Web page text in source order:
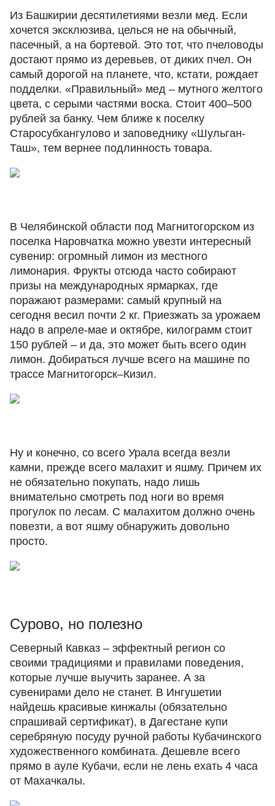
Из Башкирии десятилетиями везли мед. Если
хочется эксклюзива, целься не на обычный,
пасечный, а на бортевой. Это тот, что пчеловоды
достают прямо из деревьев, от диких пчел. Он
самый дорогой на планете, что, кстати, рождает
подделки. «Правильный» мед ‒ мутного желтого
цвета, с серыми частями воска. Стоит 400‒500
рублей за банку. Чем ближе к поселку
Старосубхангулово и заповеднику «Шульган-
Таш», тем вернее подлинность товара.
В Челябинской области под Магнитогорском из
поселка Наровчатка можно увезти интересный
сувенир: огромный лимон из местного
лимонария. Фрукты отсюда часто собирают
призы на международных ярмарках, где
поражают размерами: самый крупный на
сегодня весил почти 2 кг. Приезжать за урожаем
надо в апреле-мае и октябре, килограмм стоит
150 рублей – и да, это может быть всего один
лимон. Добираться лучше всего на машине по
трассе Магнитогорск‒Кизил.
Ну и конечно, со всего Урала всегда везли
камни, прежде всего малахит и яшму. Причем их
не обязательно покупать, надо лишь
внимательно смотреть под ноги во время
прогулок по лесам. С малахитом должно очень
повезти, а вот яшму обнаружить довольно
просто.
Сурово, но полезно
Северный Кавказ – эффектный регион со
своими традициями и правилами поведения,
которые лучше выучить заранее. А за
сувенирами дело не станет. В Ингушетии
найдешь красивые кинжалы (обязательно
спрашивай сертификат), в Дагестане купи
серебряную посуду ручной работы Кубачинского
художественного комбината. Дешевле всего
прямо в ауле Кубачи, если не лень ехать 4 часа
от Махачкалы.